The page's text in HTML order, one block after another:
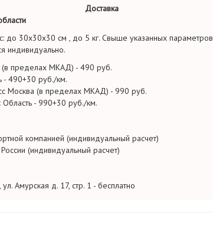
Доставка
до 30х30х30 см , до 5 кг. Свыше указанных параметров
индивидуально.
(в пределах МКАД) - 490 руб.
- 490+30 руб./км.
Москва (в пределах МКАД) - 990 руб.
Область - 990+30 руб./км.
компанией (индивидуальный расчет)
(индивидуальный расчет)
Амурская д. 17, стр. 1 - бесплатно